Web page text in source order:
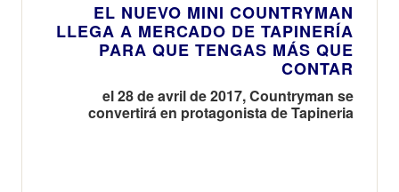
EL NUEVO MINI COUNTRYMAN
LLEGA A MERCADO DE TAPINERÍA
PARA QUE TENGAS MÁS QUE
CONTAR
el 28 de avril de 2017, Countryman se
convertirá en protagonista de Tapineria